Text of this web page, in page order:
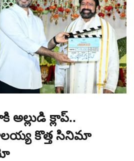
క్లాప్..
కొత్త సినిమా